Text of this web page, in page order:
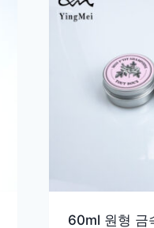
60ml 원형 금